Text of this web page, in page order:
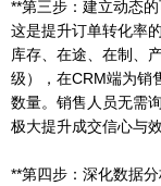
**第三步：建立动态
这是提升订单转化率
库存、在途、在制、
级），在CRM端为销
数量。销售人员无需
极大提升成交信心与效
**第四步：深化数据